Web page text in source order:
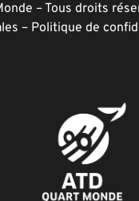
– Tous droits
– Politique de